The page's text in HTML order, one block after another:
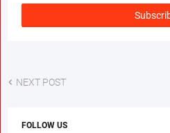
NEXT POST
FOLLOW US